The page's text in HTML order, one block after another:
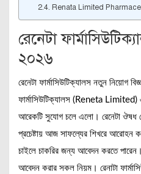
Renata Limited
রেনেটা
২০২৬
রেনেটা ফার্মাসিউটিক্যালস নতুন নিয়োগ
ফার্মাসিউটিক্যালস (Reneta Limited)
আরেকটি সুযোগ চলে এলো। রেনেটা ঔষধ
প্রচেষ্টায় আজ সাফল্যের শিখরে আরোহন
চাইলে চাকরির জন্য আবেদন করতে
আবেদন করার সকল নিয়ম। রেনাটা